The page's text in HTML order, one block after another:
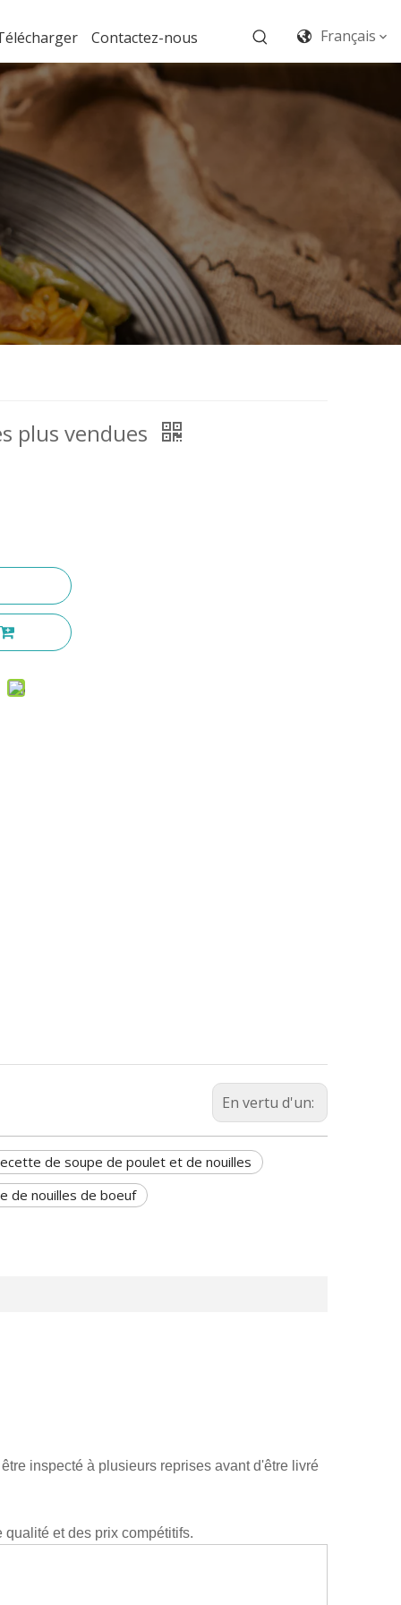
Contactez-nous Français
plus vendues
En vertu d'un:
de soupe de poulet et de nouilles
de nouilles de boeuf
inspecté à plusieurs reprises avant d'être livré
et des prix compétitifs.